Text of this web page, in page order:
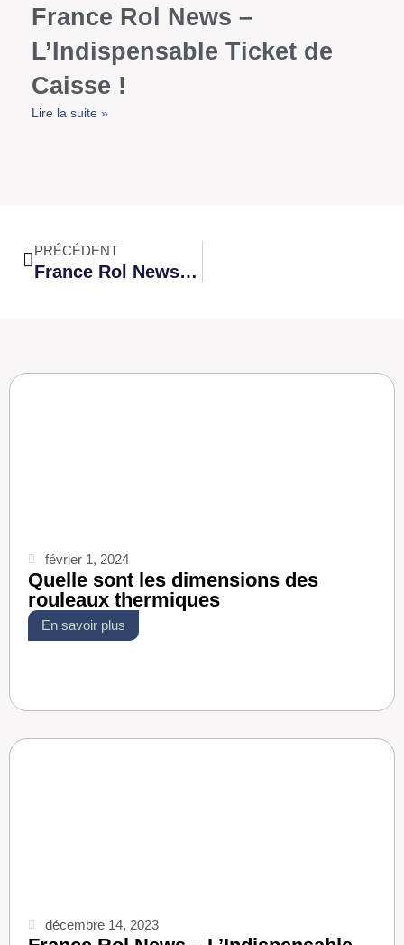
France Rol News –
L’Indispensable Ticket de
Caisse !
Lire la suite »
PRÉCÉDENT
France Rol News – L’Indispensable Ticket de Caisse !
février 1, 2024
Quelle sont les dimensions des
rouleaux thermiques
En savoir plus
décembre 14, 2023